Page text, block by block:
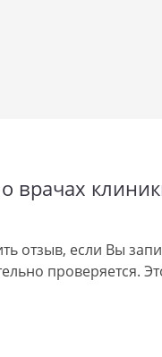
врачах
отзыв, если Вы
проверяется.